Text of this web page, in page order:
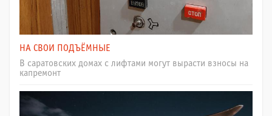
НА СВОИ ПОДЪЁМНЫЕ
В саратовских домах с лифтами могут вырасти взносы на
капремонт